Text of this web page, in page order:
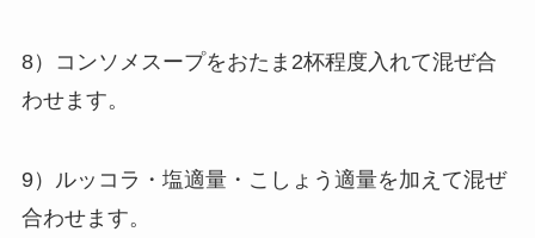
8）コンソメスープをおたま2杯程度入れて混ぜ合
わせます。
9）ルッコラ・塩適量・こしょう適量を加えて混ぜ
合わせます。